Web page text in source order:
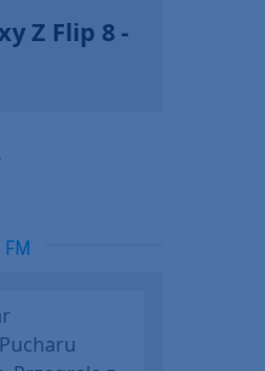
Z Flip 8 -
FM